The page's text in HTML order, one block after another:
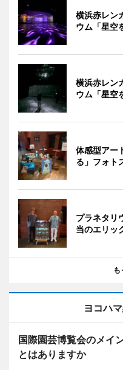
横浜赤レン
ウム「星空
横浜赤レン
ウム「星空
体感型アー
る」フォト
プラネタリ
当のエリッ
も
ヨコハ
国際園芸博覧会のメイ
とはありますか